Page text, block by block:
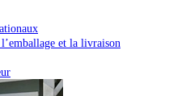
et la livraison